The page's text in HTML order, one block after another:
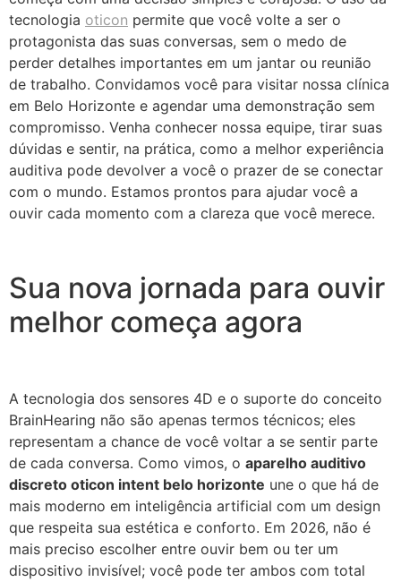
tecnologia oticon permite que você volte a ser o
protagonista das suas conversas, sem o medo de
perder detalhes importantes em um jantar ou reunião
de trabalho. Convidamos você para visitar nossa clínica
em Belo Horizonte e agendar uma demonstração sem
compromisso. Venha conhecer nossa equipe, tirar suas
dúvidas e sentir, na prática, como a melhor experiência
auditiva pode devolver a você o prazer de se conectar
com o mundo. Estamos prontos para ajudar você a
ouvir cada momento com a clareza que você merece.
Sua nova jornada para ouvir
melhor começa agora
A tecnologia dos sensores 4D e o suporte do conceito
BrainHearing não são apenas termos técnicos; eles
representam a chance de você voltar a se sentir parte
de cada conversa. Como vimos, o aparelho auditivo
discreto oticon intent belo horizonte une o que há de
mais moderno em inteligência artificial com um design
que respeita sua estética e conforto. Em 2026, não é
mais preciso escolher entre ouvir bem ou ter um
dispositivo invisível; você pode ter ambos com total